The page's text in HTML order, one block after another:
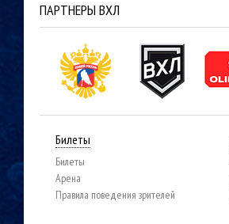
ПАРТНЕРЫ ВХЛ
Билеты
Билеты
Арена
Правила поведения зрителей